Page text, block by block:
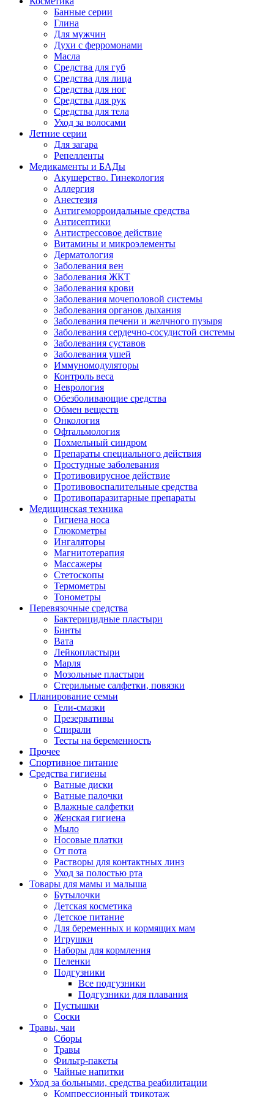
Банные серии
Глина
Для мужчин
Духи с ферромонами
Масла
Средства для губ
Средства для лица
Средства для ног
Средства для рук
Средства для тела
Уход за волосами
Летние серии
Для загара
Репелленты
Медикаменты и БАДы
Акушерство. Гинекология
Аллергия
Анестезия
Антигеморроидальные средства
Антисептики
Антистрессовое действие
Витамины и микроэлементы
Дерматология
Заболевания вен
Заболевания ЖКТ
Заболевания крови
Заболевания мочеполовой системы
Заболевания органов дыхания
Заболевания печени и желчного пузыря
Заболевания сердечно-сосудистой системы
Заболевания суставов
Заболевания ушей
Иммуномодуляторы
Контроль веса
Неврология
Обезболивающие средства
Обмен веществ
Онкология
Офтальмология
Похмельный синдром
Препараты специального действия
Простудные заболевания
Противовирусное действие
Противовоспалительные средства
Противопаразитарные препараты
Медицинская техника
Гигиена носа
Глюкометры
Ингаляторы
Магнитотерапия
Массажеры
Стетоскопы
Термометры
Тонометры
Перевязочные средства
Бактерицидные пластыри
Бинты
Вата
Лейкопластыри
Марля
Мозольные пластыри
Стерильные салфетки, повязки
Планирование семьи
Гели-смазки
Презервативы
Спирали
Тесты на беременность
Прочее
Спортивное питание
Средства гигиены
Ватные диски
Ватные палочки
Влажные салфетки
Женская гигиена
Мыло
Носовые платки
От пота
Растворы для контактных линз
Уход за полостью рта
Товары для мамы и малыша
Бутылочки
Детская косметика
Детское питание
Для беременных и кормящих мам
Игрушки
Наборы для кормления
Пеленки
Подгузники
Все подгузники
Подгузники для плавания
Пустышки
Соски
Травы, чаи
Сборы
Травы
Фильтр-пакеты
Чайные напитки
Уход за больными, средства реабилитации
Компрессионный трикотаж